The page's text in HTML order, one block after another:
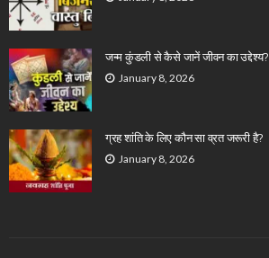
जन्म कुंडली से कैसे जानें जीवन का उद्देश्य?
January 8, 2026
ग्रह शांति के लिए कौन सा व्रत जरूरी है?
January 8, 2026